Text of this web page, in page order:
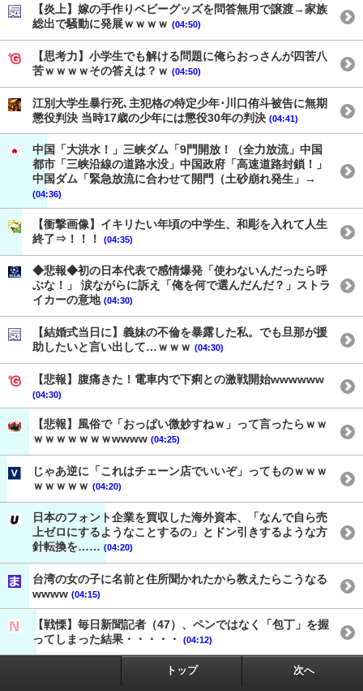
【炎上】嫁の手作りベビーグッズを問答無用で譲渡→家族
総出で騒動に発展ｗｗｗｗ (04:50)
【思考力】小学生でも解ける問題に俺らおっさんが四苦八
苦ｗｗｗｗその答えは？ｗ (04:50)
江別大学生暴行死､主犯格の特定少年･川口侑斗被告に無期
懲役判決 当時17歳の少年には懲役30年の判決 (04:41)
中国「大洪水！」三峡ダム「9門開放！（全力放流」中国
都市「三峡沿線の道路水没」中国政府「高速道路封鎖！」
中国ダム「緊急放流に合わせて開門（土砂崩れ発生」→
(04:36)
【衝撃画像】イキリたい年頃の中学生、和彫を入れて人生
終了⇒！！！
(04:35)
◆悲報◆初の日本代表で感情爆発「使わないんだったら呼
ぶな！」 涙ながらに訴え「俺を何で選んだんだ？」ストラ
イカーの意地 (04:30)
【結婚式当日に】義妹の不倫を暴露した私。でも旦那が援
助したいと言い出して…ｗｗｗ (04:30)
【悲報】腹痛きた！電車内で下痢との激戦開始wwwwww
(04:30)
【悲報】風俗で「おっぱい微妙すねｗ」って言ったらｗｗ
ｗｗｗｗｗｗｗwwww (04:25)
じゃあ逆に「これはチェーン店でいいぞ」ってものｗｗｗ
ｗｗｗｗｗ (04:20)
日本のフォント企業を買収した海外資本、「なんで自ら売
上ゼロにするようなことするの」とドン引きするような方
針転換を…… (04:20)
台湾の女の子に名前と住所聞かれたから教えたらこうなる
wwww (04:15)
【戦慄】毎日新聞記者（47）、ペンではなく「包丁」を握
ってしまった結果・・・・・
(04:12)
トップ 次へ